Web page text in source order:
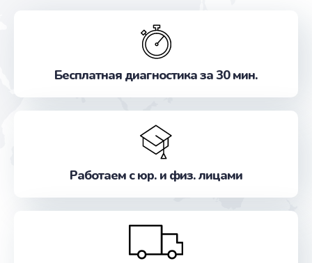
Бесплатная диагностика за 30 мин.
Работаем с юр. и физ. лицами